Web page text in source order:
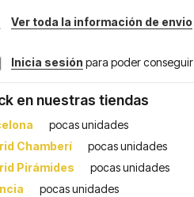
Ver toda la información de envio
Inicia sesión para poder conseguir
en nuestras tiendas
pocas unidades
Chamberí
pocas unidades
Pirámides
pocas unidades
pocas unidades